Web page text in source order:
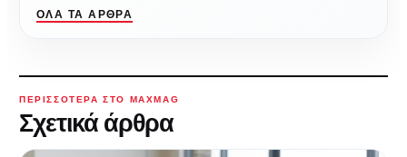
ΌΛΑ ΤΑ ΆΡΘΡΑ
ΠΕΡΙΣΣΌΤΕΡΑ ΣΤΟ MAXMAG
Σχετικά άρθρα